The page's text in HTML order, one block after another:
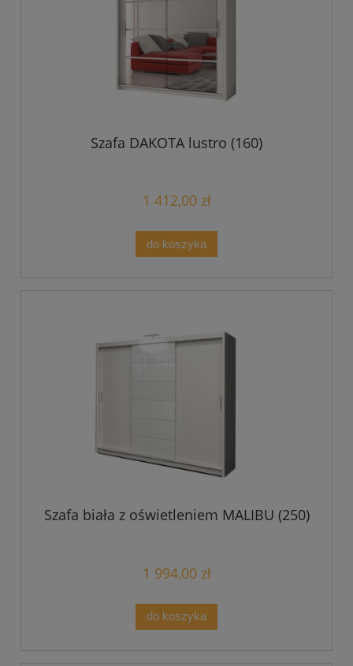
Szafa DAKOTA lustro (160)
1 412,00 zł
do koszyka
Szafa biała z oświetleniem MALIBU (250)
1 994,00 zł
do koszyka